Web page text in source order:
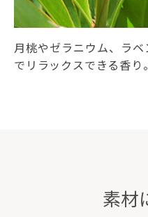
月桃やゼラニウム、ラ
でリラックスできる香り。
素材